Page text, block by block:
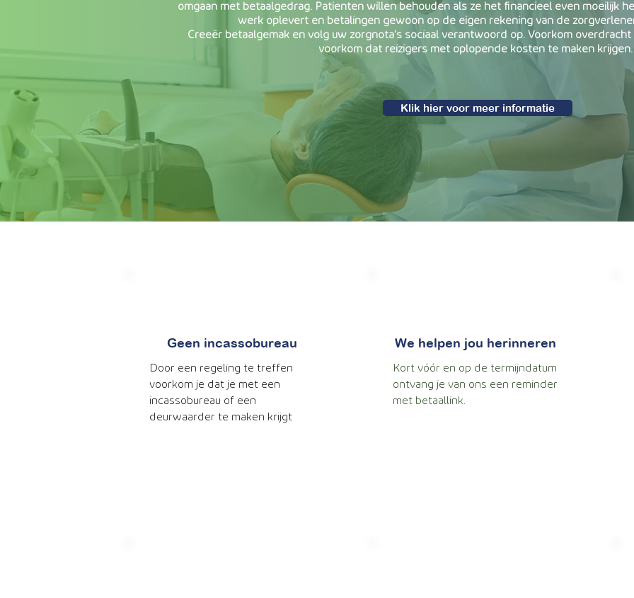
OV bedrijven die ook de reizigers willen helpen met het makkelijker betalen van UVB's
omgaan met betaalgedrag. Reizigers willen behouden als ze het financieel even moeilijk
werk oplevert en betalingen gewoon bij de eigen rekening van het OV
Creeër betaalgemak en volg uw UVB's sociaal verantwoord op. Voorkom overdracht
voorkom dat reizigers met oplopende kosten te maken krijgen.
Klik hier voor meer informatie
omgaan met betaalgedrag. Patienten willen behouden als ze het financieel even moeilijk
werk oplevert en betalingen gewoon op de eigen rekening van de
Creeër betaalgemak en volg uw zorgnota's sociaal verantwoord op. Voorkom overdracht
voorkom dat reizigers met oplopende kosten te maken krijgen.
Klik hier voor meer informatie
Geen incassobureau
Door een regeling te treffen
voorkom je dat je met een
incassobureau of een
deurwaarder te maken krijgt
We helpen jou herinneren
Kort vóór en op de termijndatum
ontvang je van ons een reminder
met betaallink.